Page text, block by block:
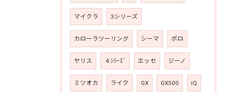
マイクラ 3シリーズ
カローラツーリング シーマ ポロ
ヤリス ４ｼﾘｰｽﾞ エッセ ジーノ
ミツオカ ライク GX GX500 iQ